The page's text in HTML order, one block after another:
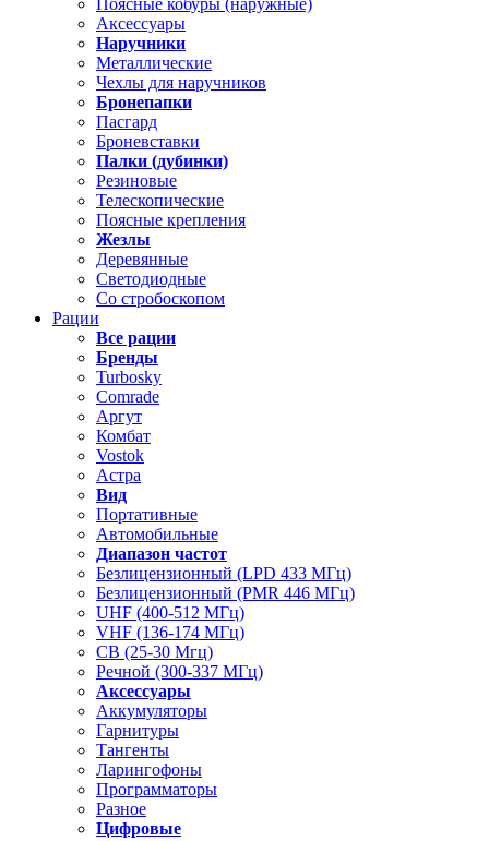
Поясные кобуры (наружные)
Аксессуары
Наручники
Металлические
Чехлы для наручников
Бронепапки
Пасгард
Броневставки
Палки (дубинки)
Резиновые
Телескопические
Поясные крепления
Жезлы
Деревянные
Светодиодные
Со стробоскопом
Рации
Все рации
Бренды
Turbosky
Comrade
Аргут
Комбат
Vostok
Астра
Вид
Портативные
Автомобильные
Диапазон частот
Безлицензионный (LPD 433 МГц)
Безлицензионный (PMR 446 МГц)
UHF (400-512 МГц)
VHF (136-174 МГц)
CB (25-30 Мгц)
Речной (300-337 МГц)
Аксессуары
Аккумуляторы
Гарнитуры
Тангенты
Ларингофоны
Программаторы
Разное
Цифровые